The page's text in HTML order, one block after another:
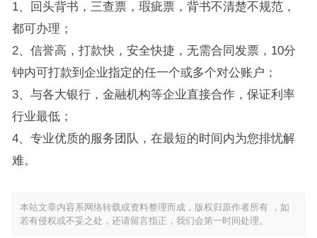
1、回头背书，三查票，瑕疵票，背书不清楚不规范，
都可办理；
2、信誉高，打款快，安全快捷，无需合同发票，10分
钟内可打款到企业指定的任一个或多个对公账户；
3、与各大银行，金融机构等企业直接合作，保证利率
行业最低；
4、专业优质的服务团队，在最短的时间内为您排忧解
难。
本站文章内容系网络转载或资料整理而成，版权归原作者所有 ，如
若有侵权或不妥之处，还请留言指正，我们会第一时间处理。